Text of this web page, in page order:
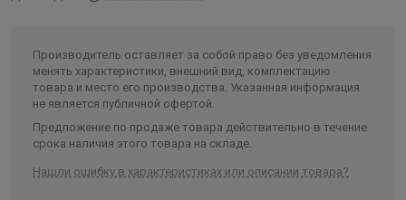
Производитель оставляет за собой право без уведомления
менять характеристики, внешний вид, комплектацию
товара и место его производства. Указанная информация
не является публичной офертой.
Предложение по продаже товара действительно в течение
срока наличия этого товара на складе.
Нашли ошибку в характеристиках или описании товара?